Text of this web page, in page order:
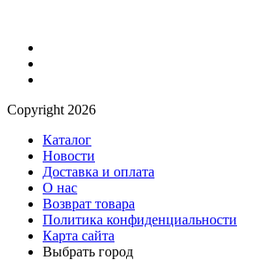
Сopyright 2026
Каталог
Новости
Доставка и оплата
О нас
Возврат товара
Политика конфиденциальности
Карта сайта
Выбрать город